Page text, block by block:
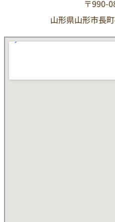
〒990-
山形県山形市長